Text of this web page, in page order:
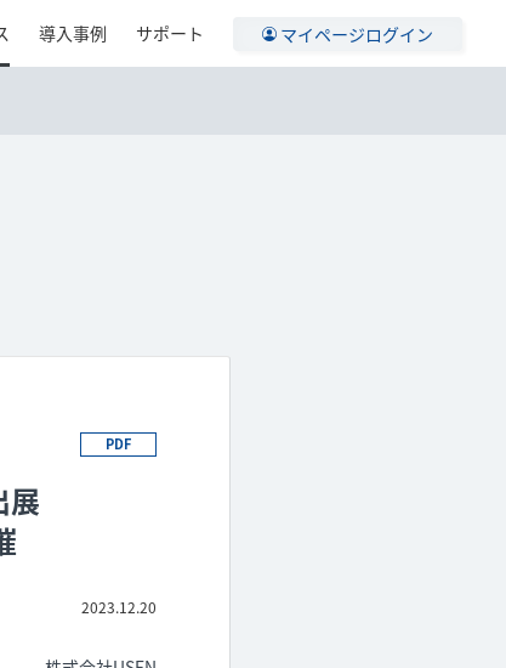
導入事例 サポート マイページログイン
PDF
展
2023.12.20